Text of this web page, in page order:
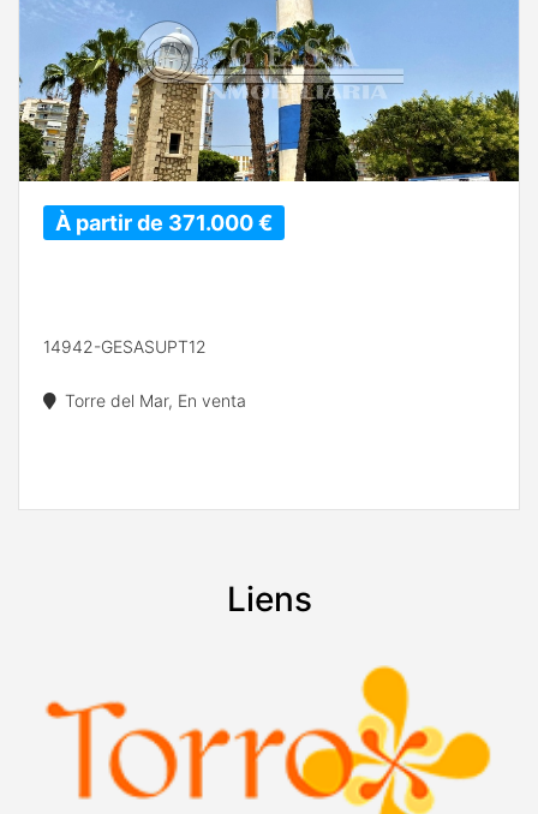
À partir de 371.000 €
14942-GESASUPT12
Torre del Mar, En venta
Liens